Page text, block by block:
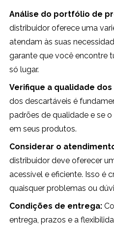
Análise do portfólio de
distribuidor oferece uma
atendam às suas
garante que você encontre
só lugar.
Verifique a qualidade
dos descartáveis é
padrões de qualidade e se
em seus produtos.
Considerar o
distribuidor deve oferecer
acessível e eficiente. Isso é
quaisquer problemas ou
Condições de entrega:
entrega, prazos e a